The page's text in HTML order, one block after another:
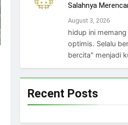
Salahnya
August 3, 2026
hidup ini
optimis. Selalu
bercita" menjadi
Recent Posts